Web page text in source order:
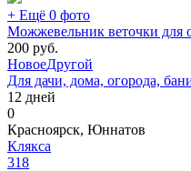
+ Ещё 0 фото
Можжевельник веточки для
200 руб.
НовоеДругой
Для дачи, дома, огорода,
12 дней
0
Красноярск, Юннатов
Клякса
318